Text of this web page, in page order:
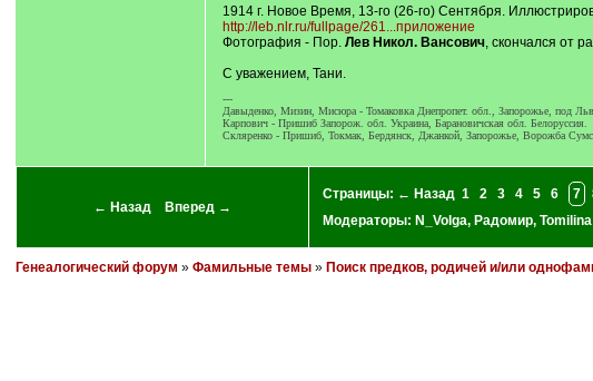
1914 г. Новое Время, 13-го (26-го) Сентября.
http://leb.nlr.ru/fullpage/261...приложение
Фотография - Пор. Лев Никол. Вансович, скончался от
С уважением, Тани.
---
Давыденко, Мизин, Мисюра - Томаковка Днепропет. обл., Запорожье, под
Карпович - Пришиб Запорож. обл. Украина, Барановичcкая обл. Белоруссия.
Скляренко - Пришиб, Токмак, Бердянск, Джанкой, Запорожье, Ворожба
← Назад Вперед →
Страницы: ← Назад 1 2 3 4 5 6 7
Модераторы: N_Volga, Радомир, Tomilina
Генеалогический форум » Фамильные темы» Поиск предков, родичей и/или